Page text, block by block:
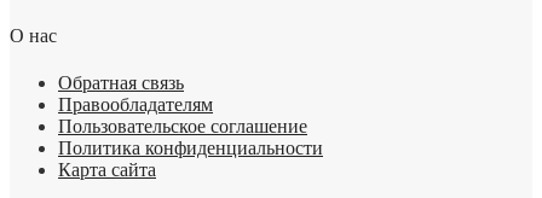
О нас
Обратная связь
Правообладателям
Пользовательское соглашение
Политика конфиденциальности
Карта сайта